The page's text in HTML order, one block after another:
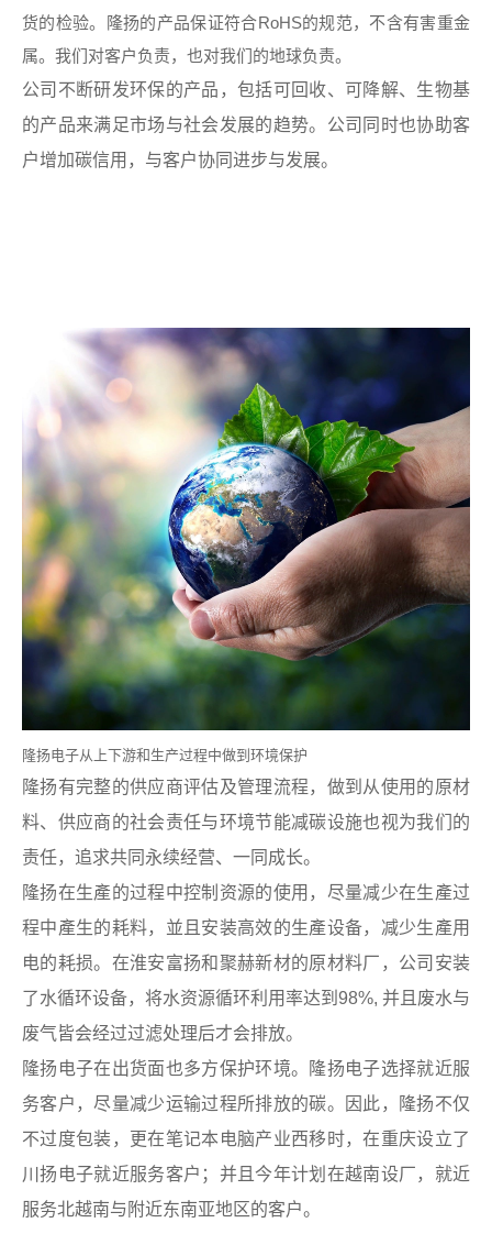
货的检验。隆扬的产品保证符合RoHS的规范，不含有害重金
属。我们对客户负责，也对我们的地球负责。
公司不断研发环保的产品，包括可回收、可降解、生物基
的产品来满足市场与社会发展的趋势。公司同时也协助客
户增加碳信用，与客户协同进步与发展。
隆扬电子从上下游和生产过程中做到环境保护
隆扬有完整的供应商评估及管理流程，做到从使用的原材
料、供应商的社会责任与环境节能减碳设施也视为我们的
责任，追求共同永续经营、一同成长。
隆扬在生產的过程中控制资源的使用，尽量减少在生產过
程中產生的耗料，並且安装高效的生產设备，减少生產用
电的耗损。在淮安富扬和聚赫新材的原材料厂，公司安装
了水循环设备，将水资源循环利用率达到98%, 并且废水与
废气皆会经过过滤处理后才会排放。
隆扬电子在出货面也多方保护环境。隆扬电子选择就近服
务客户，尽量减少运输过程所排放的碳。因此，隆扬不仅
不过度包装，更在笔记本电脑产业西移时，在重庆设立了
川扬电子就近服务客户；并且今年计划在越南设厂，就近
服务北越南与附近东南亚地区的客户。